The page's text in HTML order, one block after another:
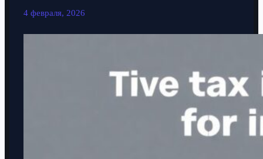
4 февраля, 2026